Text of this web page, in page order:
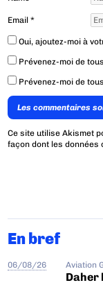
Email*
Oui, ajoutez-moi à
Prévenez-moi de
Prévenez-moi de
Les commentaires
Ce site utilise Akismet
façon dont les
En bref
06/08/26 Aviation
Daher